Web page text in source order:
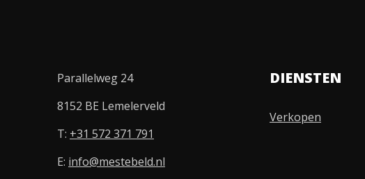
Parallelweg 24
8152 BE Lemelerveld
T: +31 572 371 791
E: info@mestebeld.nl
DIENSTEN
Verkopen